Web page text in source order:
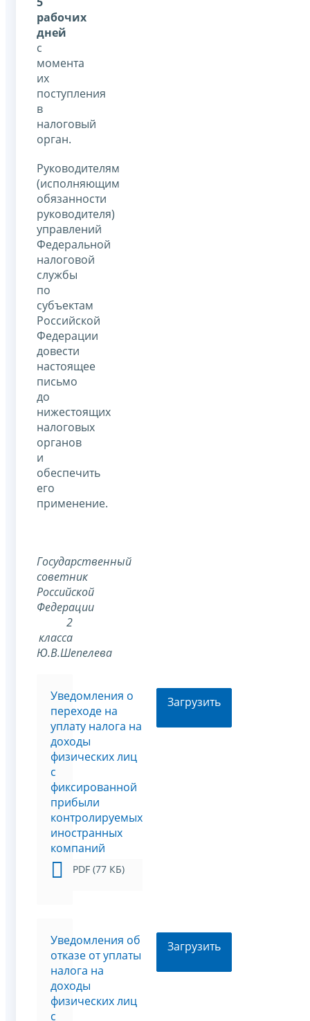
рабочих
дней
с
момента
их
поступления
в
налоговый
орган.
Руководителям
(исполняющим
обязанности
руководителя)
управлений
Федеральной
налоговой
службы
по
субъектам
Российской
Федерации
довести
настоящее
письмо
до
нижестоящих
налоговых
органов
и
обеспечить
его
применение.
Государственный
советник
Российской
Федерации
2
класса
Ю.В.Шепелева
Уведомления о
переходе на
уплату налога на
доходы
физических лиц
с
фиксированной
прибыли
контролируемых
иностранных
компаний
PDF (77 КБ)
Загрузить
Уведомления об
отказе от уплаты
налога на
доходы
физических лиц
с
Загрузить